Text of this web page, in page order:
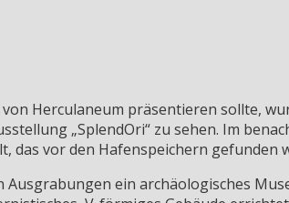
Herculaneum präsentieren sollte,
„SplendOri“ zu sehen. Im
das vor den Hafenspeichern gefunden
ein archäologisches